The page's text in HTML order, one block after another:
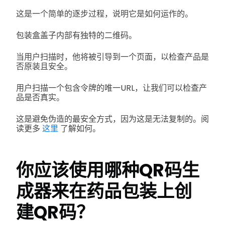
这是一个简单的逐步过程，说明它是如何运作的。
包装盒盖子内部有独特的二维码。
当用户扫描时，他将被引导到一个页面，以检查产品是
否原装且安全。
用户扫描一个包含令牌的唯一URL，让我们可以检查产
品是否真实。
这是避免伪造的最安全方式，因为这是无法复制的。阅
读更多 这里 了解如何。
你应该使用哪种QR码生
成器来在药品包装上创
建QR码？